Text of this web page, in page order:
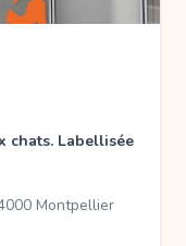
chats. Labellisée
Montpellier